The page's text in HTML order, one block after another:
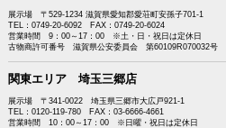
展示場 〒529-1234 滋賀県愛知郡愛荘町安孫子701-1
TEL：0749-20-6092 FAX：0749-20-6024
営業時間 9：00～17：00 ※土・日・祝日は定休日
古物商許可番号 滋賀県公安委員会 第60109R070032号
関東エリア 埼玉三郷店
展示場 〒341-0022 埼玉県三郷市大広戸921-1
TEL：0120-119-780 FAX：03-6666-4661
営業時間 10：00～17：00 ※日曜・祝日は定休日